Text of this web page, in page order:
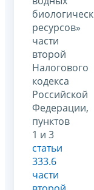
ресурсов»
части
второй
Налогового
кодекса
Российской
Федерации,
пунктов
1 и 3
статьи
333.6
части